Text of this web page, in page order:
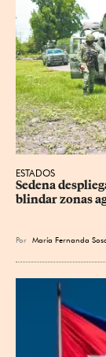
ESTADOS
Sedena
blindar zonas
Por María Fernanda